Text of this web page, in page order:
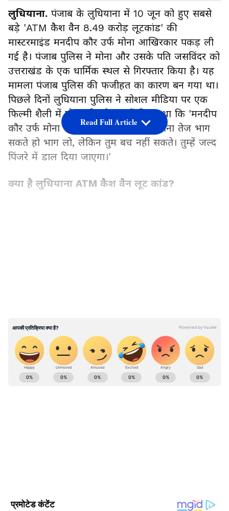
लुधियाना. पंजाब के लुधियाना में 10 जून को हुए सबसे
बड़े 'ATM कैश वैन 8.49 करोड़ लूटकांड' की
मास्टरमाइंड मनदीप कौर उर्फ मोना आखिरकार पकड़ ली
गई है। पंजाब पुलिस ने मोना और उसके पति जसविंदर को
उत्तराखंड के एक धार्मिक स्थल से गिरफ्तार किया है। यह
मामला पंजाब पुलिस की फजीहत का कारण बन गया था।
पिछले दिनों लुधियाना पुलिस ने सोशल मीडिया पर एक
फिल्मी शैली में पोस्ट की थी। इसमें लिखा था कि 'मनदीप
कौर उर्फ मोना और जसविंदर सिंह तुम जितना तेज भाग
सकते हो भाग लो, लेकिन तुम बच नहीं सकते। तुम्हें जल्द
पिंजरे में डाल दिया जाएगा।'
क्या है लुधियाना ATM कैश वैन लूट कांड?
पहले ही पकड़ा जा चुका था।
Read Full Article
ABOUT THE AUTHOR